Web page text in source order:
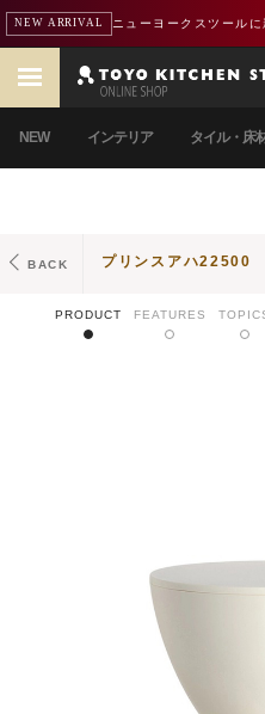
NEW ARRIVAL ニューヨークスツール
NEW インテリア タイル・床
BACK プリンスアハ22500
PRODUCT FEATURES